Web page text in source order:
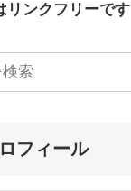
リンクフリーです
フィール